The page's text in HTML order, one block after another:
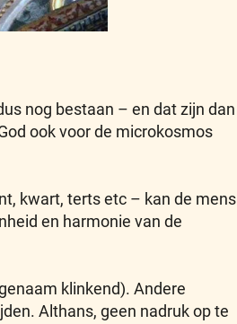
nog bestaan – en dat zijn dan
ook voor de microkosmos
kwart, terts etc – kan de mens
en harmonie van de
klinkend). Andere
Althans, geen nadruk op te